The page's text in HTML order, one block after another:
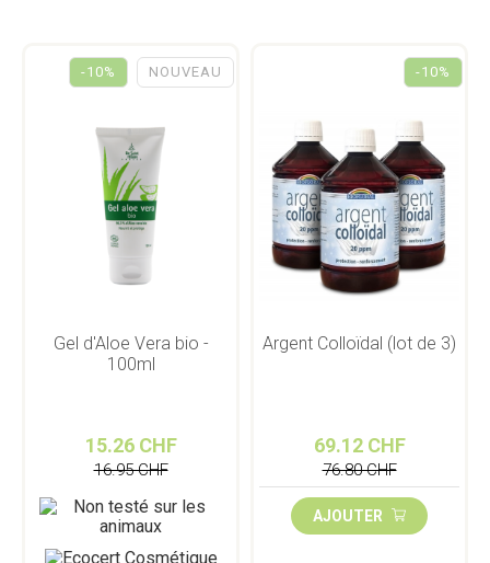
-10% NOUVEAU
Gel d'Aloe Vera bio -
100ml
15.26 CHF
16.95 CHF
-10%
Argent Colloïdal (lot de 3)
69.12 CHF
76.80 CHF
AJOUTER